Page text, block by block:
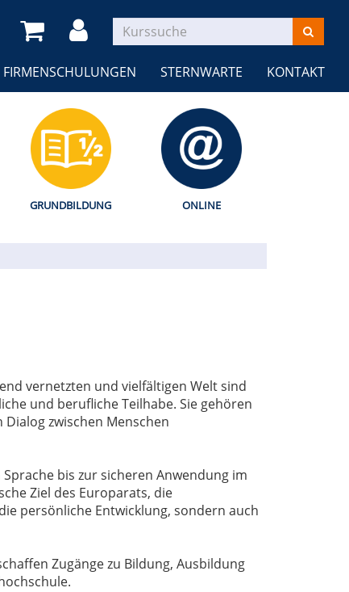
FIRMENSCHULUNGEN STERNWARTE KONTAKT
GRUNDBILDUNG ONLINE
vernetzten und vielfältigen Welt sind
und berufliche Teilhabe. Sie gehören
zwischen Menschen
bis zur sicheren Anwendung im
Ziel des Europarats, die
persönliche Entwicklung, sondern auch
Zugänge zu Bildung, Ausbildung